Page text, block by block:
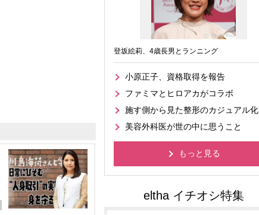
登坂絵莉、4歳長男とランニング
小原正子、資格取得を報告
ファミマとヒロアカがコラボ
施す側から見た整形のカジュアル化
美容外科医が世の中に思うこと
もっと見る